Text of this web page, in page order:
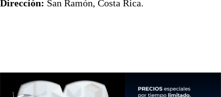
Dirección: San Ramón, Costa Rica.